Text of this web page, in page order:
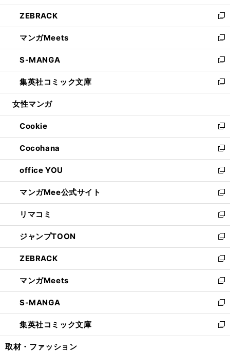
開
く
ウ
で
開
く
ン
ド
ウ
で
開
く
ウ
ィ
ン
ド
ウ
で
開
く
し
い
ウ
ィ
ン
ド
ウ
で
開
ZEBRACK
新
し
い
ウ
ィ
ン
ド
ウ
開
く
マンガMeets
新
し
い
ウ
ィ
ン
ウ
で
開
く
S-MANGA
新
し
い
ウ
ン
ド
ウ
で
開
く
集英社コミック文庫
新
し
ウ
ィ
ン
ド
ウ
で
開
く
女性マンガ
Cookie
新
し
い
ウ
ィ
ン
ド
ウ
で
開
く
Cocohana
新
し
い
ウ
ィ
ン
ド
ウ
で
開
く
office YOU
新
し
い
ウ
ィ
ン
ド
ウ
で
開
く
マンガMee公式サイト
新
し
い
ウ
ィ
ン
ド
ウ
で
開
く
リマコミ
新
し
い
ウ
ィ
ン
ド
ウ
で
開
く
ジャンプTOON
新
し
い
ウ
ィ
ン
ド
ウ
で
開
ZEBRACK
新
し
い
ウ
ィ
ン
ド
ウ
マンガMeets
新
し
い
ウ
ィ
ン
S-MANGA
新
し
い
ウ
集英社コミック文庫
新
し
取材・ファッション